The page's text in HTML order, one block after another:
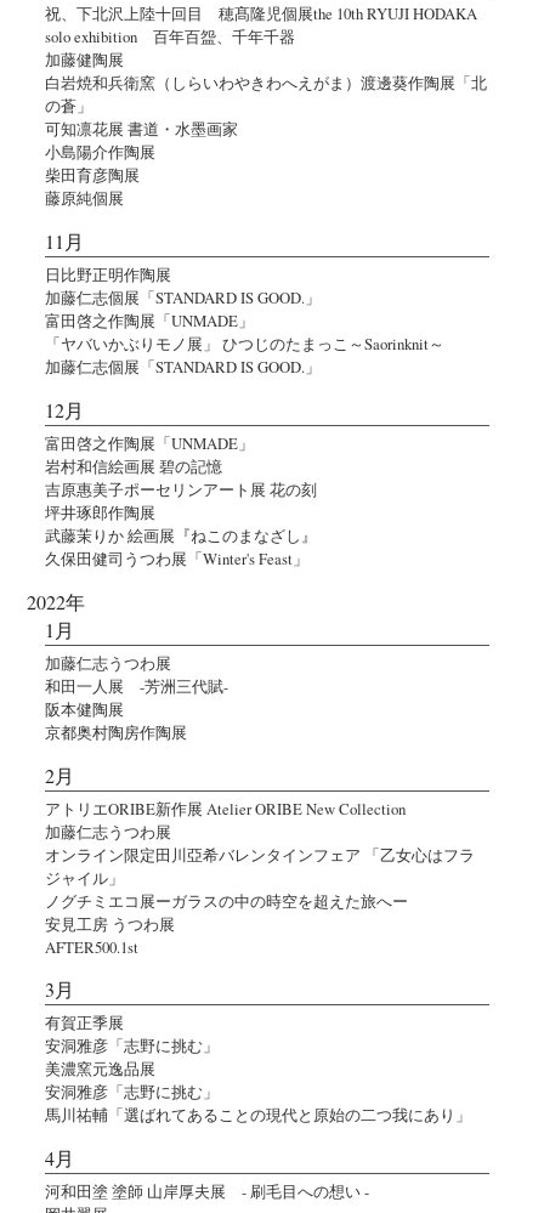
祝、下北沢上陸十回目 穂髙隆児個展the 10th RYUJI HODAKA
solo exhibition 百年百盌、千年千器
加藤健陶展
白岩焼和兵衛窯（しらいわやきわへえがま）渡邊葵作陶展「北
の蒼」
可知凛花展 書道・水墨画家
小島陽介作陶展
柴田育彦陶展
藤原純個展
11月
日比野正明作陶展
加藤仁志個展「STANDARD IS GOOD.」
富田啓之作陶展「UNMADE」
「ヤバいかぶりモノ展」 ひつじのたまっこ～Saorinknit～
加藤仁志個展「STANDARD IS GOOD.」
12月
富田啓之作陶展「UNMADE」
岩村和信絵画展 碧の記憶
吉原惠美子ポーセリンアート展 花の刻
坪井琢郎作陶展
武藤茉りか 絵画展『ねこのまなざし』
久保田健司うつわ展「Winter's Feast」
2022年
1月
加藤仁志うつわ展
和田一人展 -芳洲三代賦-
阪本健陶展
京都奥村陶房作陶展
2月
アトリエORIBE新作展 Atelier ORIBE New Collection
加藤仁志うつわ展
オンライン限定田川亞希バレンタインフェア 「乙女心はフラ
ジャイル」
ノグチミエコ展ーガラスの中の時空を超えた旅へー
安見工房 うつわ展
AFTER500.1st
3月
有賀正季展
安洞雅彦「志野に挑む」
美濃窯元逸品展
安洞雅彦「志野に挑む」
馬川祐輔「選ばれてあることの現代と原始の二つ我にあり」
4月
河和田塗 塗師 山岸厚夫展 - 刷毛目への想い -